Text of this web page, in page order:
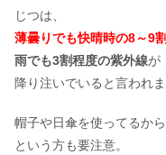
バク
合美
じつは、
薄曇りでも快晴時の8～9割
雨でも3割程度の紫外線が
降り注いでいると言われま
帽子や日傘を使ってるから
という方も要注意。